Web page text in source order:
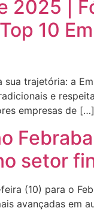
2025 |
10
trajetória: a
e
empresas de […]
setor
(10) para o
avançadas em